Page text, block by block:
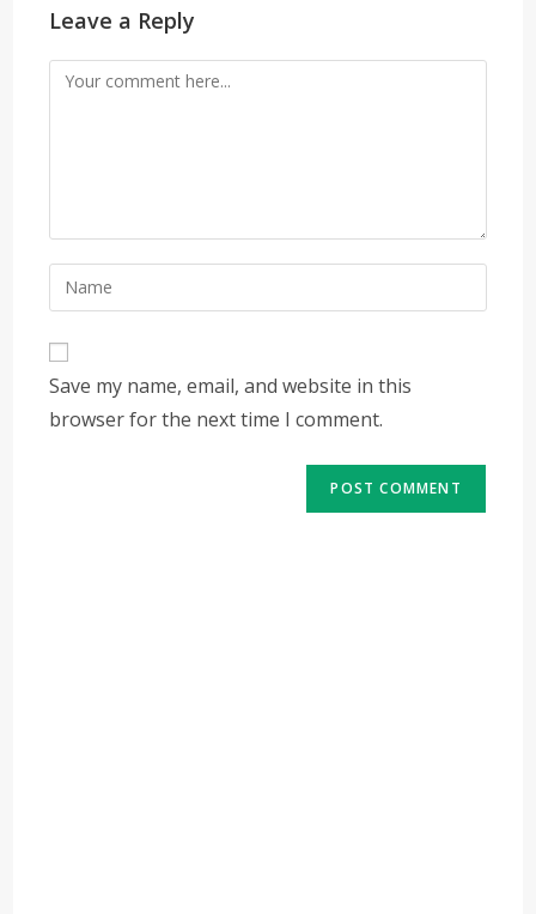
Leave a Reply
Comment
Enter
your
or
username
to
Save my name, email, and website in this
browser for the next time I comment.